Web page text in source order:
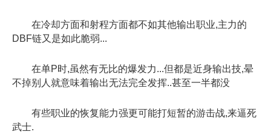
在冷却方面和射程方面都不如其他输出职业,主力的
DBF链又是如此脆弱...
在单P时,虽然有无比的爆发力...但都是近身输出技,晕
不掉别人就意味着输出无法完全发挥..甚至一半都没
有些职业的恢复能力强更可能打短暂的游击战,来逼死
武士.